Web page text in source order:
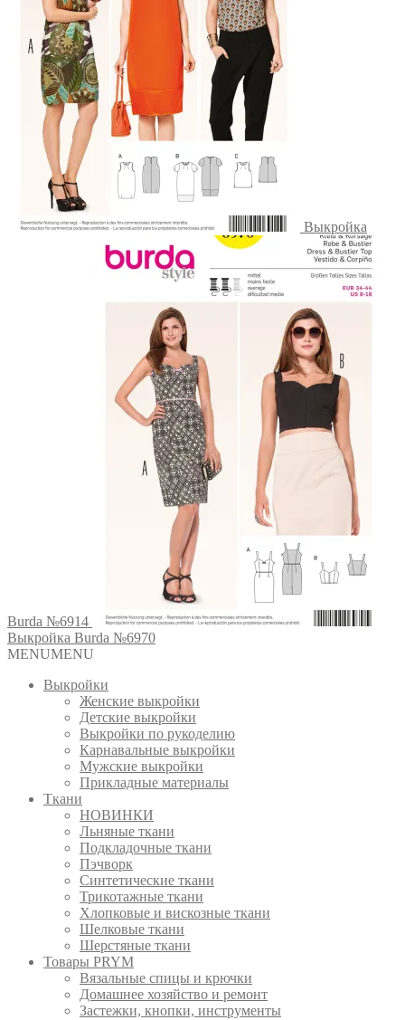
Выкройка
Burda №6914
Выкройка Burda №6970
MENUMENU
Выкройки
Женские выкройки
Детские выкройки
Выкройки по рукоделию
Карнавальные выкройки
Мужские выкройки
Прикладные материалы
Ткани
НОВИНКИ
Льняные ткани
Подкладочные ткани
Пэчворк
Синтетические ткани
Трикотажные ткани
Хлопковые и вискозные ткани
Шелковые ткани
Шерстяные ткани
Товары PRYM
Вязальные спицы и крючки
Домашнее хозяйство и ремонт
Застежки, кнопки, инструменты